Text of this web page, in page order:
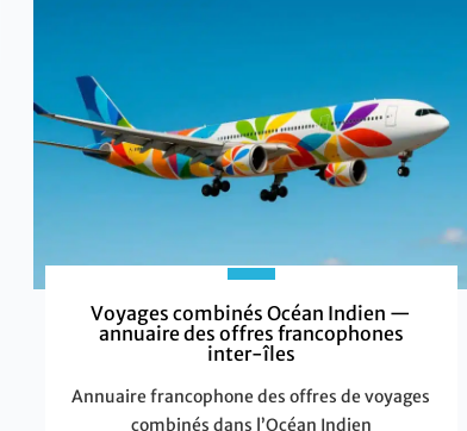
Voyages combinés Océan Indien —
annuaire des offres francophones
inter-îles
Annuaire francophone des offres de voyages
combinés dans l’Océan Indien